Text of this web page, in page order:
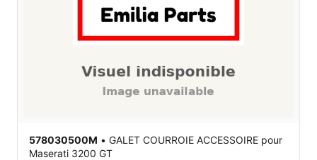
578030500M • GALET COURROIE ACCESSOIRE pour
Maserati 3200 GT